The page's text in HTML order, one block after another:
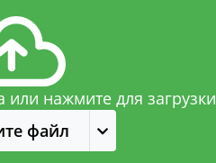
нажмите для загрузки
файл